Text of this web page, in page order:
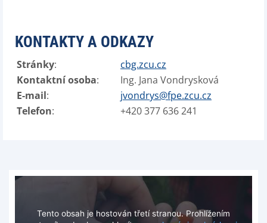
KONTAKTY A ODKAZY
Stránky:
cbg.zcu.cz
Kontaktní osoba:
Ing. Jana Vondrysková
E-mail:
jvondrys@fpe.zcu.cz
Telefon: +420 377 636 241
Tento obsah je hostován třetí stranou. Prohlížením